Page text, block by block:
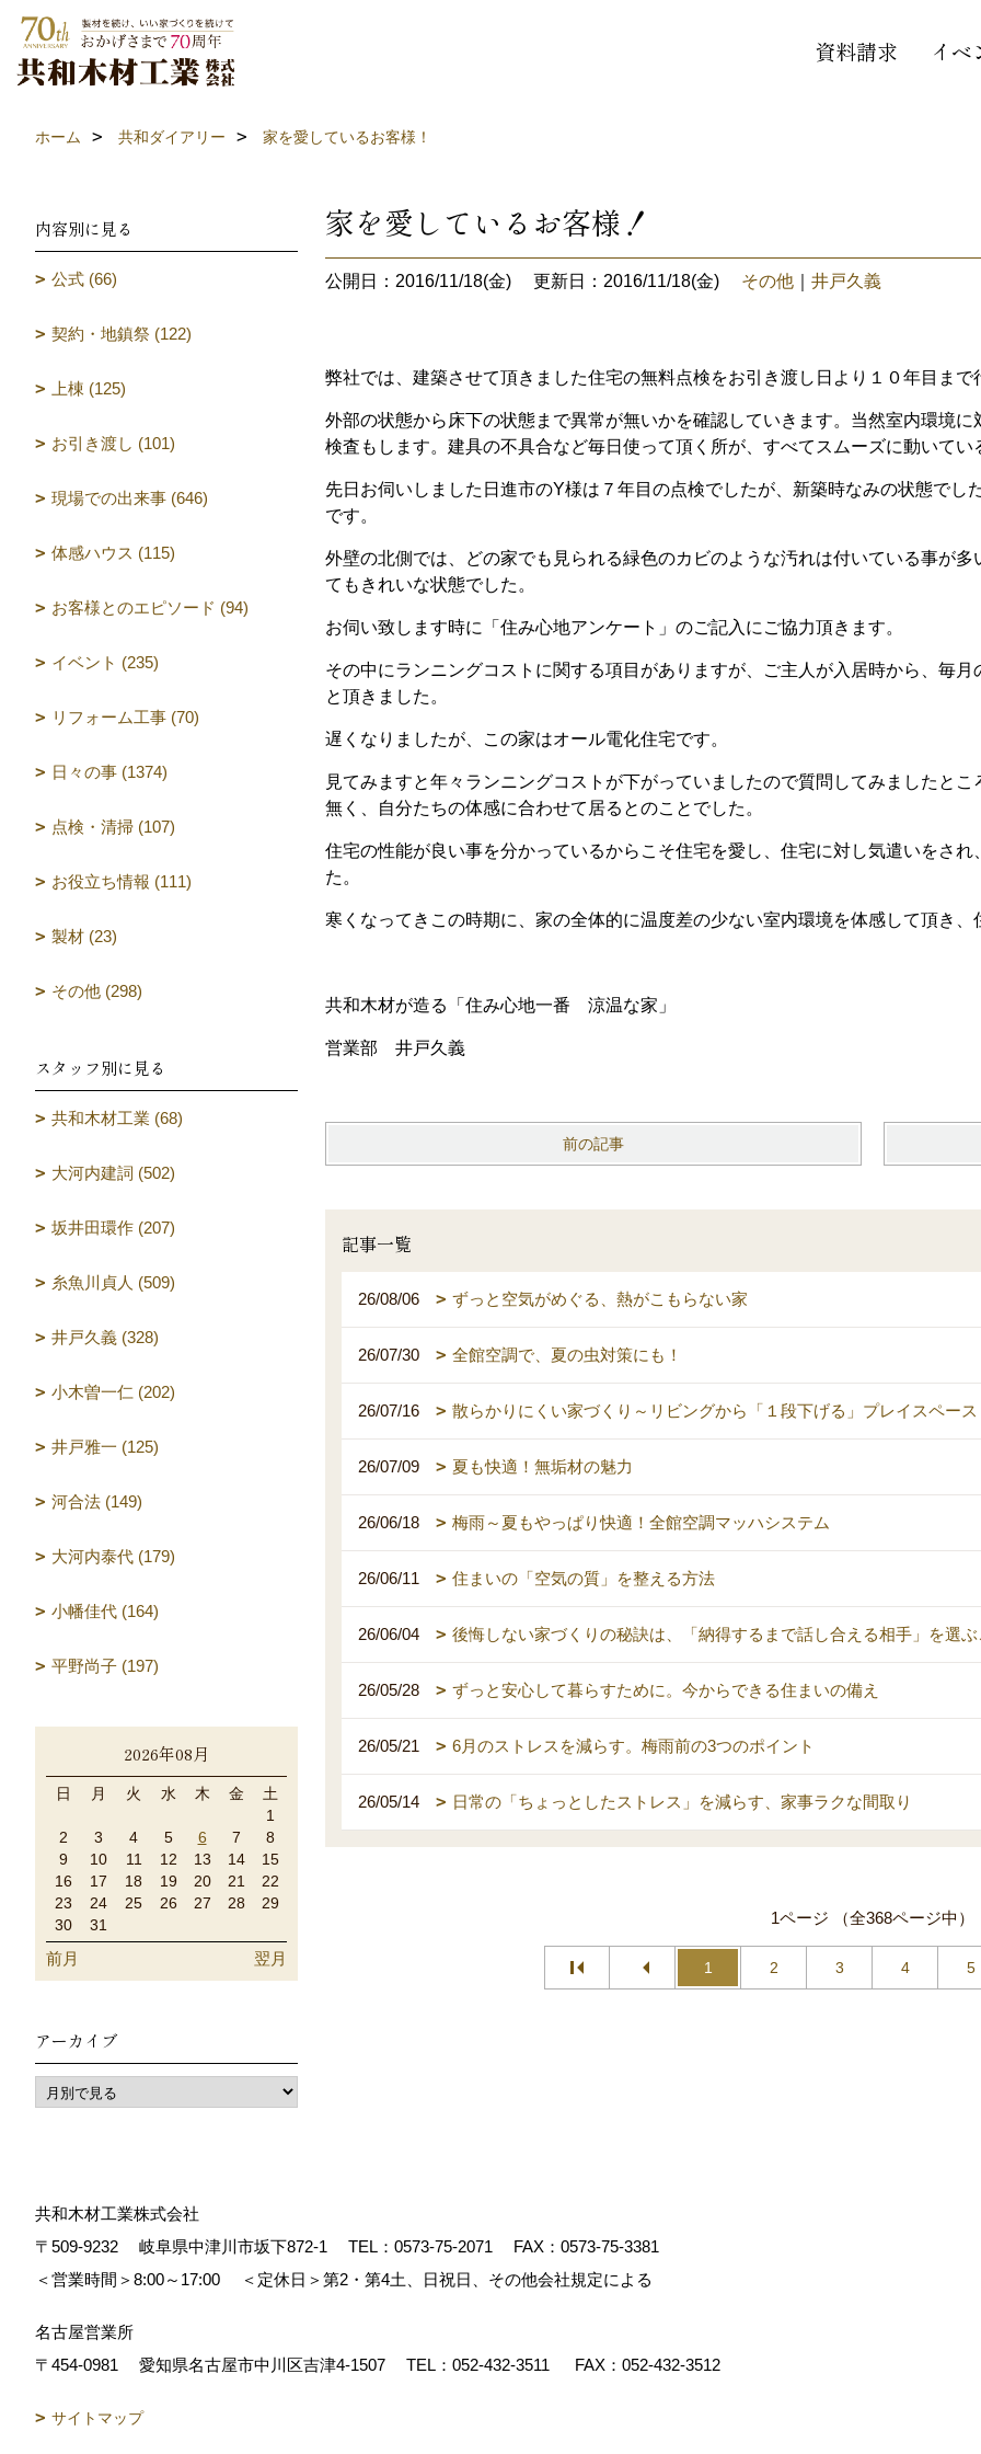
資料請求 イベ
ホーム 共和ダイアリー 家を愛しているお客様！
家を愛しているお客様！
公開日：2016/11/18(金) 更新日：2016/11/18(金) その他 井戸久義
弊社では、建築させて頂きました住宅の無料点検をお引き渡し日より１０年目まで
外部の状態から床下の状態まで異常が無いかを確認していきます。当然室内環境
検査もします。建具の不具合など毎日使って頂く所が、すべてスムーズに動いてい
先日お伺いしました日進市のY様は７年目の点検でしたが、新築時なみの状態で
です。
外壁の北側では、どの家でも見られる緑色のカビのような汚れは付いている事が
てもきれいな状態でした。
お伺い致します時に「住み心地アンケート」のご記入にご協力頂きます。
その中にランニングコストに関する項目がありますが、ご主人が入居時から、毎
と頂きました。
遅くなりましたが、この家はオール電化住宅です。
見てみますと年々ランニングコストが下がっていましたので質問してみましたと
無く、自分たちの体感に合わせて居るとのことでした。
住宅の性能が良い事を分かっているからこそ住宅を愛し、住宅に対し気遣いをさ
た。
寒くなってきこの時期に、家の全体的に温度差の少ない室内環境を体感して頂き
共和木材が造る「住み心地一番 涼温な家」
営業部 井戸久義
前の記事
記事一覧
26/08/06 ずっと空気がめぐる、熱がこもらない家
26/07/30 全館空調で、夏の虫対策にも！
26/07/16 散らかりにくい家づくり～リビングから「１段下げる」プレイスペース
26/07/09 夏も快適！無垢材の魅力
26/06/18 梅雨～夏もやっぱり快適！全館空調マッハシステム
26/06/11 住まいの「空気の質」を整える方法
26/06/04 後悔しない家づくりの秘訣は、「納得するまで話し合える相手」を選
26/05/28 ずっと安心して暮らすために。今からできる住まいの備え
26/05/21 6月のストレスを減らす。梅雨前の3つのポイント
26/05/14 日常の「ちょっとしたストレス」を減らす、家事ラクな間取り
1ページ （全368ページ中）
1 2 3 4 5
内容別に見る
公式 (66)
契約・地鎮祭 (122)
上棟 (125)
お引き渡し (101)
現場での出来事 (646)
体感ハウス (115)
お客様とのエピソード (94)
イベント (235)
リフォーム工事 (70)
日々の事 (1374)
点検・清掃 (107)
お役立ち情報 (111)
製材 (23)
その他 (298)
スタッフ別に見る
共和木材工業 (68)
大河内建詞 (502)
坂井田環作 (207)
糸魚川貞人 (509)
井戸久義 (328)
小木曽一仁 (202)
井戸雅一 (125)
河合法 (149)
大河内泰代 (179)
小幡佳代 (164)
平野尚子 (197)
2026年08月
日 月 火 水 木 金
土
1
2
3 4 5 6 7
8
9
10 11 12 13 14
15
16
17 18 19 20 21
22
23
24 25 26 27 28
29
30
31
前月 翌月
アーカイブ
共和木材工業株式会社
〒509-9232
岐阜県中津川市坂下872‐1 TEL： 0573-75-2071
FAX：0573-75-3381
＜営業時間＞8:00～17:00
＜定休日＞第2・第4土、日祝日、その他会社規定による
名古屋営業所
〒454-0981
愛知県名古屋市中川区吉津4-1507 TEL： 052-432-3511 FAX：052-432-3512
サイトマップ